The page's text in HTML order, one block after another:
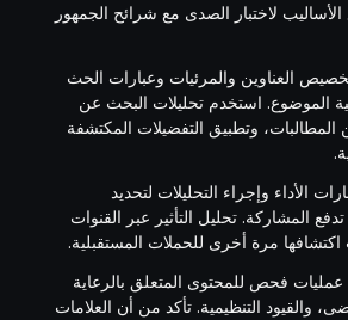
لاختبار الصدى مع شرائح الجمهور
العناوين والمرئيات وعبارات الحث
الموضوع. استخدم تحليلات البحث عن
المطالبات، وتطبيق التفضيلات المكتشفة
الأداء وإجراء التحليلات لتحديد
المشاركة. تحليل التأثير عبر القنوات
مرة أخرى للحملات المستقبلية.
فحص للمحتوى المتعلق بالرعاية
والقيود التنظيمية. تأكد من أن العلامات